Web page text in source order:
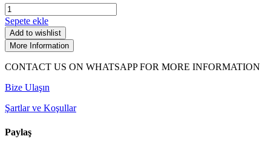
Sepete ekle
Add to wishlist
More Information
CONTACT US ON WHATSAPP FOR MORE INFORMATION
Bize Ulaşın
Şartlar ve Koşullar
Paylaş